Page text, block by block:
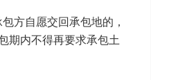
方自愿交回承包地的，
期内不得再要求承包土